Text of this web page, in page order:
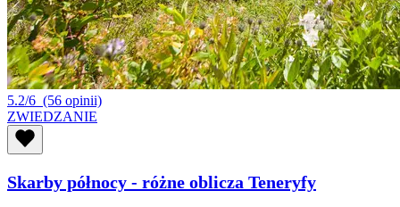
5.2/6 (56 opinii)
ZWIEDZANIE
Skarby północy - różne oblicza Teneryfy